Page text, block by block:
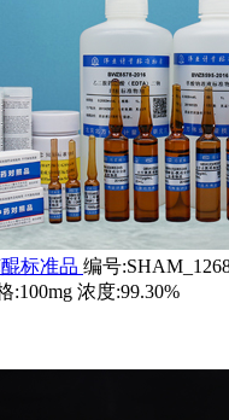
标准品 编号
:100mg 浓度:99.30%